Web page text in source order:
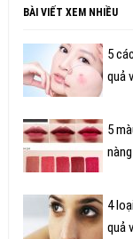
BÀI VIẾT XEM NHIỀU
5
quả
5
4
quả